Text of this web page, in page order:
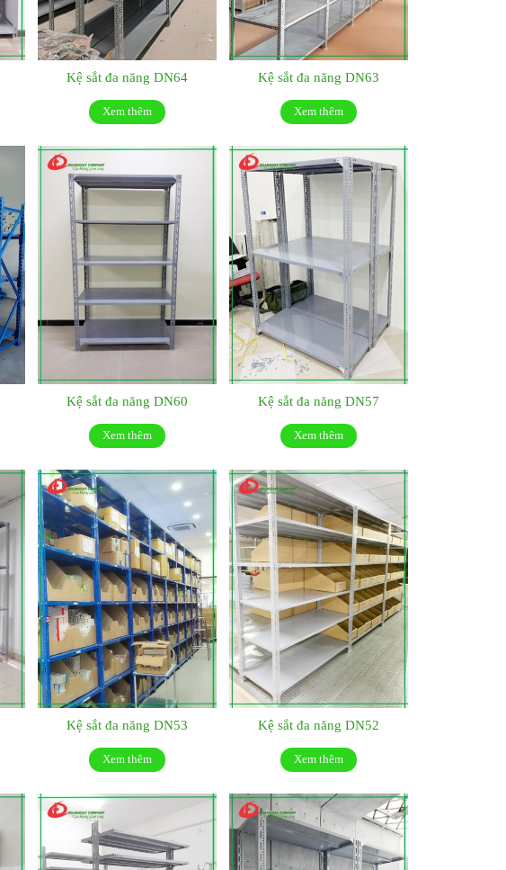
Kệ sắt đa năng DN64
Xem thêm
Kệ sắt đa năng DN63
Xem thêm
Kệ sắt đa năng DN60
Xem thêm
Kệ sắt đa năng DN57
Xem thêm
Kệ sắt đa năng DN53
Xem thêm
Kệ sắt đa năng DN52
Xem thêm